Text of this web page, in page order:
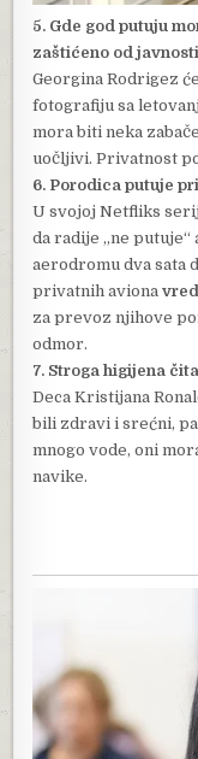
5. Gde god putuju
zaštićeno od
Georgina Rodrigez
fotografiju sa
mora biti neka
uočljivi. Privatnost
6. Porodica putuje
U svojoj Netfliks
da radije „ne putuje“
aerodromu dva sata
privatnih aviona
za prevoz njihove
odmor.
7. Stroga higijena
Deca Kristijana
bili zdravi i srećni,
mnogo vode, oni
navike.